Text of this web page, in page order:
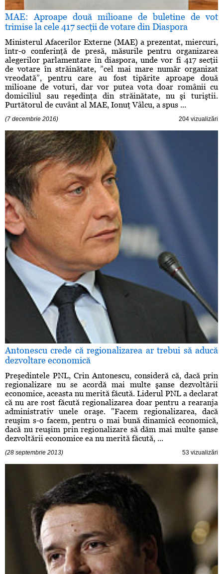
MAE: Aproape două milioane de buletine de vot
trimise la cele 417 secţii de votare din Diaspora
Ministerul Afacerilor Externe (MAE) a prezentat, miercuri,
într-o conferinţă de presă, măsurile pentru organizarea
alegerilor parlamentare în diaspora, unde vor fi 417 secţii
de votare în străinătate, ”cel mai mare număr organizat
vreodată”, pentru care au fost tipărite aproape două
milioane de voturi, dar vor putea vota doar românii cu
domiciliul sau reşedinţa din străinătate, nu şi turiştii.
Purtătorul de cuvânt al MAE, Ionuţ Vâlcu, a spus ...
(7 decembrie 2016) 204 vizualizări
Antonescu crede că regionalizarea ar trebui să aducă
dezvoltare economică
Preşedintele PNL, Crin Antonescu, consideră că, dacă prin
regionalizare nu se acordă mai multe şanse dezvoltării
economice, aceasta nu merită făcută. Liderul PNL a declarat
că nu are rost făcută regionalizarea doar pentru a rearanja
administrativ unele oraşe. "Facem regionalizarea, dacă
reuşim s-o facem, pentru o mai bună dinamică economică,
dacă nu reuşim prin regionalizare să dăm mai multe şanse
dezvoltării economice ea nu merită făcută, ...
(28 septembrie 2013) 53 vizualizări